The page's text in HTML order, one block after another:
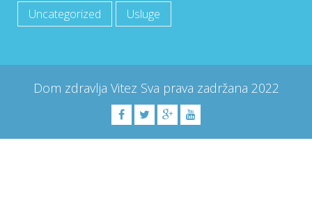
Uncategorized
Usluge
Dom zdravlja Vitez Sva prava zadržana 2022